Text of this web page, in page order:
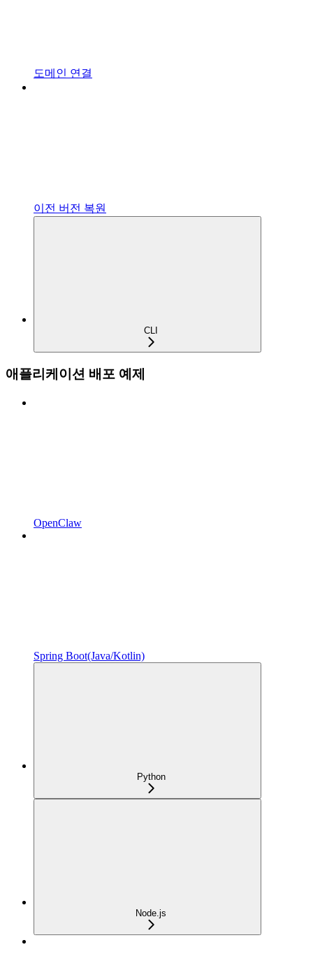
도메인 연결
이전 버전 복원
CLI
애플리케이션 배포 예제
OpenClaw
Spring Boot(Java/Kotlin)
Python
Node.js